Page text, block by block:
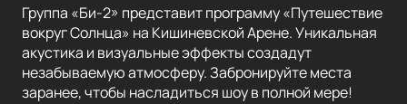
Группа «Би-2» представит программу «Путешествие
вокруг Солнца» на Кишиневской Арене. Уникальная
акустика и визуальные эффекты создадут
незабываемую атмосферу. Забронируйте места
заранее, чтобы насладиться шоу в полной мере!